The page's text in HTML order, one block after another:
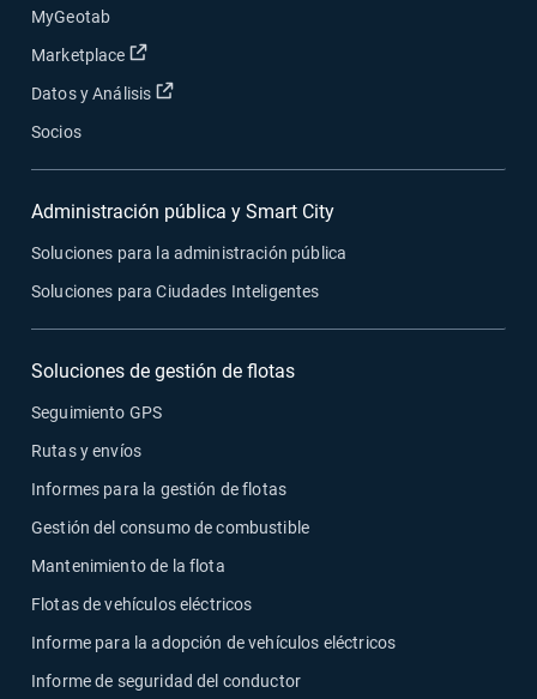
MyGeotab
Marketplace
Abrir en una nueva ventana
Datos y Análisis Abrir en una nueva ventana
Socios
Administración pública y Smart City
Soluciones para la administración pública
Soluciones para Ciudades Inteligentes
Soluciones de gestión de flotas
Seguimiento GPS
Rutas y envíos
Informes para la gestión de flotas
Gestión del consumo de combustible
Mantenimiento de la flota
Flotas de vehículos eléctricos
Informe para la adopción de vehículos eléctricos
Informe de seguridad del conductor